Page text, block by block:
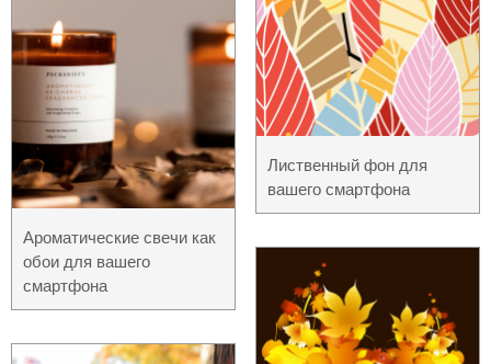
Ароматические свечи как
обои для вашего
смартфона
Лиственный фон для
вашего смартфона